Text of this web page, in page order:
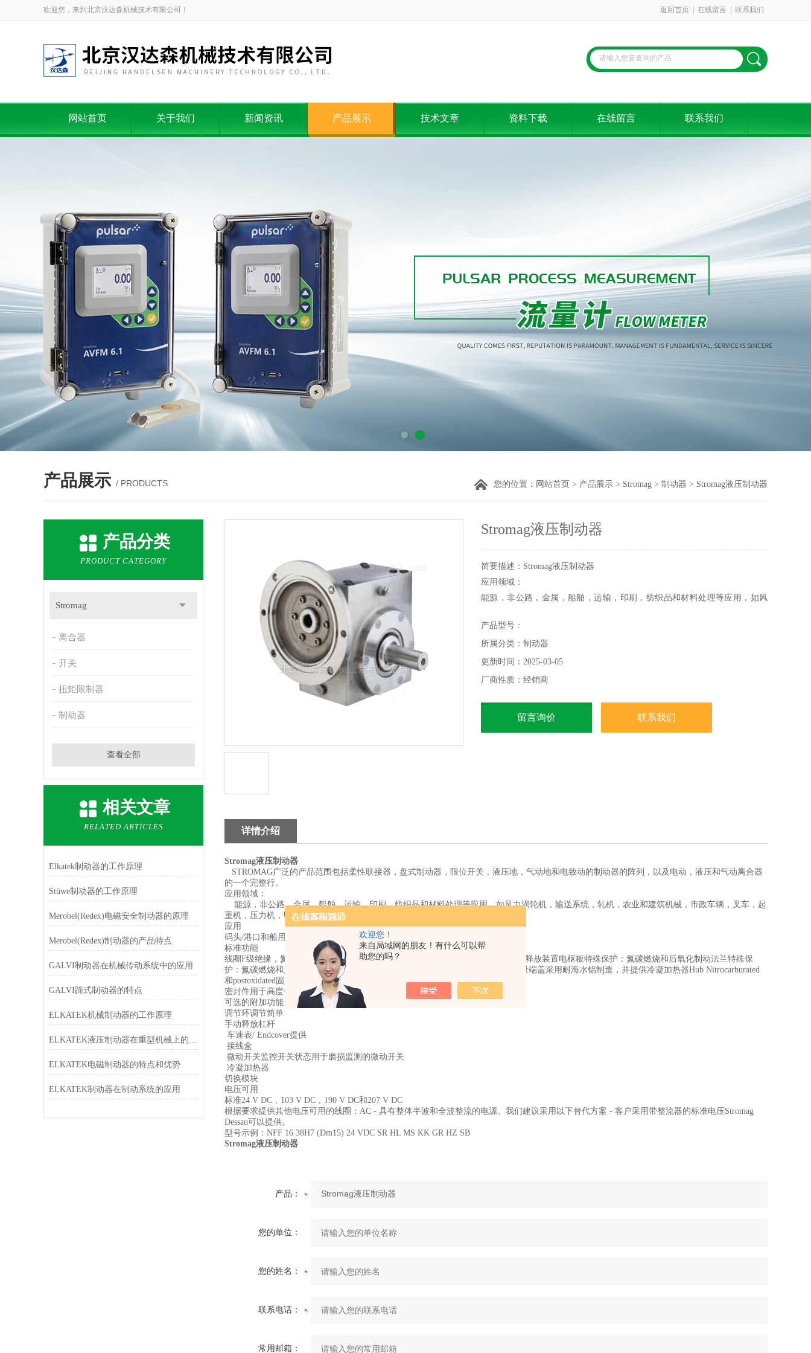
欢迎您！
来自局域网的朋友！有什么可以帮
助您的吗？
欢迎您，来到北京汉达森机械技术有限公司！ 返回首页 在线留言 联系我们
网站首页 关于我们 新闻资讯 产品展示 技术文章 资料下载 在线留言 联系我们
产品展示 / PRODUCTS 您的位置： 网站首页 > 产品展示 > Stromag > 制动器 > Stromag液压制动器
产品分类
PRODUCT CATEGORY
Stromag
离合器
开关
扭矩限制器
制动器
查看全部
相关文章
RELATED ARTICLES
Elkatek制动器的工作原理
Stüwe制动器的工作原理
Merobel(Redex)电磁安全制动器的原理
Merobel(Redex)制动器的产品特点
GALVI制动器在机械传动系统中的应用
GALVI蹄式制动器的特点
ELKATEK机械制动器的工作原理
ELKATEK液压制动器在重型机械上的应用
ELKATEK电磁制动器的特点和优势
ELKATEK制动器在制动系统的应用
Stromag液压制动器
简要描述：Stromag液压制动器
应用领域：
能源，非公路，金属，船舶，运输，印刷，纺织品和材料处理等应用，如风
压力机，甲板绞车，柴油发动机，发电机组和舞台机械。
产品型号：
所属分类：制动器
更新时间：2025-03-05
厂商性质：经销商
留言询价 联系我们
详情介绍
Stromag液压制动器
STROMAG广泛的产品范围包括柔性联接器，盘式制动器，限位开关，液压地，气动地和电致动的制动器的阵列，以及电动，液压和气动离合器
的一个完整行。
应用领域：
能源，非公路，金属，船舶，运输，印刷，纺织品和材料处理等应用，如风力涡轮机，输送系统，轧机，农业和建筑机械，市政车辆，叉车，起
重机，压力机，甲板绞车，柴油发动机，发电机组和舞台机械。
应用
码头/港口和船用起重机制动适用于海水环境。
标准功能
线圈F级绝缘，氮碳燃烧和后氧化外壳采用海水防水铝制造检查孔和密封轴承手动释放装置电枢板特殊保护：氮碳燃烧和后氧化制动法兰特殊保
护：氮碳燃烧和后氧化摩擦衬里低磨损率，低扭矩在宽温度下褪色磁带。高热容量端盖采用耐海水铝制造，并提供冷凝加热器Hub Nitrocarburated
和postoxidated固定螺丝全不锈钢飞行导致1米长
密封件用于高度保护
可选的附加功能
调节环调节简单
手动释放杠杆
车速表/ Endcover提供
接线盒
微动开关监控开关状态用于磨损监测的微动开关
冷凝加热器
切换模块
电压可用
标准24 V DC，103 V DC，190 V DC和207 V DC
根据要求提供其他电压可用的线圈：AC - 具有整体半波和全波整流的电源。我们建议采用以下替代方案 - 客户采用带整流器的标准电压Stromag
Dessau可以提供。
型号示例：NFF 16 38H7 (Dm15) 24 VDC SR HL MS KK GR HZ SB
Stromag液压制动器
产品：
您的单位：
您的姓名：
联系电话：
常用邮箱：